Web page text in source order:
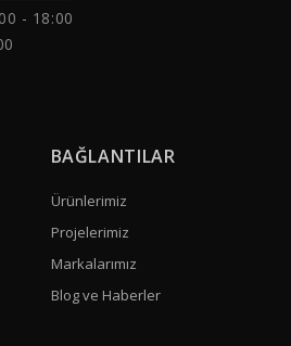
- 18:00
BAĞLANTILAR
Ürünlerimiz
Projelerimiz
Markalarımız
Blog ve Haberler